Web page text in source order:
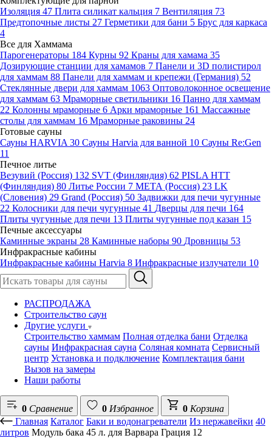
Изоляция 47 Плита силикат кальция 7 Вентиляция 73
Предтопочные листы 27 Герметики для бани 5 Брус для каркаса
4
Все для Хаммама
Парогенераторы 184 Курны 92 Краны для хамама 35
Дозирующие станции для хамамов 7 Панели и 3D полистирол
для хаммам 88 Панели для хаммам и крепежи (Германия) 52
Стеклянные двери для хаммам 1063 Оптоволоконное освещение
для хаммам 63 Мраморные светильники 16 Панно для хаммам
22 Колонны мраморные 6 Арки мраморные 161 Массажные
столы для хаммам 16 Мраморные раковины 24
Готовые сауны
Сауны HARVIA 30 Сауны Harvia для ванной 10 Сауны Re:Gen
11
Печное литье
Везувий (Россия) 132 SVT (Финляндия) 62 PISLA HTT
(Финляндия) 80 Литье России 7 МЕТА (Россия) 23 LK
(Словения) 29 Grand (Россия) 50 Задвижки для печи чугунные
22 Колосники для печи чугунные 41 Дверцы для печи 164
Плиты чугунные для печи 13 Плиты чугунные под казан 15
Печные аксессуары
Каминные экраны 28 Каминные наборы 90 Дровницы 53
Инфракрасные кабины
Инфракрасные кабины Harvia 8 Инфракрасные излучатели 10
РАСПРОДАЖА
Строительство саун
Другие услуги
Строительство хаммам Полная отделка бани Отделка
сауны Инфракрасная сауна Соляная комната Сервисный
центр Установка и подключение Комплектация бани
Вызов на замеры
Наши работы
0 Сравнение 0 Избранное 0 Корзина
Главная Каталог Баки и водонагреватели Из нержавейки 40
литров Модуль бака 45 л. для Варвара Грация 12